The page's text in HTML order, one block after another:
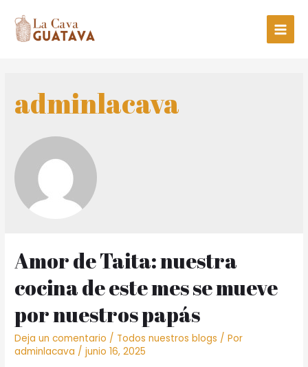
Main
adminlacava
Amor de Taita: nuestra
cocina de este mes se mueve
por nuestros papás
Deja un comentario / Todos nuestros blogs / Por
adminlacava /junio 16, 2025